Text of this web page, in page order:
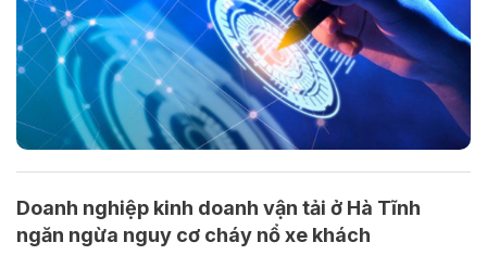
Doanh nghiệp kinh doanh vận tải ở Hà Tĩnh
ngăn ngừa nguy cơ cháy nổ xe khách